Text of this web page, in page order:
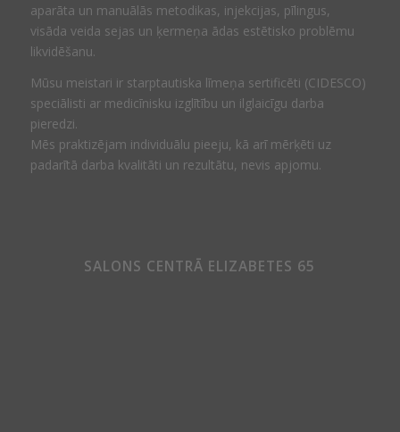
aparāta un manuālās metodikas, injekcijas, pīlingus,
visāda veida sejas un ķermeņa ādas estētisko problēmu
likvidēšanu.
Mūsu meistari ir starptautiska līmeņa sertificēti (CIDESCO)
speciālisti ar medicīnisku izglītību un ilglaicīgu darba
pieredzi.
Mēs praktizējam individuālu pieeju, kā arī mērķēti uz
padarītā darba kvalitāti un rezultātu, nevis apjomu.
SALONS CENTRĀ ELIZABETES 65